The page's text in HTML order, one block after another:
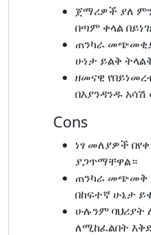
ጀማሪዎች ያለ
በጣም ቀላል
ጠንካራ
ሁነታ ይልቅ
ዘመናዊ
በእያንዳንዱ
Cons
ነፃ መለያዎች
ያጋጥማቸዋል።
ጠንካራ መጭመቅ
በከፍተኛ ሁኔታ
ሁሉንም
ለሚከፈልበት